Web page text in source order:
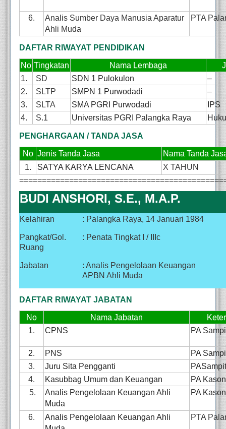
6.
Analis Sumber Daya Manusia Aparatur
Ahli Muda
PTA
DAFTAR RIWAYAT PENDIDIKAN
No Tingkatan Nama Lembaga
1.
SD SDN 1 Pulokulon
–
2.
SLTP SMPN 1 Purwodadi
–
3.
SLTA SMA PGRI Purwodadi
IPS
4.
S.1 Universitas PGRI Palangka Raya
PENGHARGAAN / TANDA JASA
No Jenis Tanda Jasa
Nama Tanda
1.
SATYA KARYA LENCANA
X TAHUN
BUDI ANSHORI, S.E., M.A.P.
Kelahiran : Palangka Raya, 14 Januari 1984
Pangkat/Gol.
Ruang
: Penata Tingkat I / IIIc
Jabatan
: Analis Pengelolaan Keuangan
APBN Ahli Muda
DAFTAR RIWAYAT JABATAN
No Nama Jabatan
1.
CPNS PA
2. PNS PA
3.
Juru Sita Pengganti PASampit
4.
Kasubbag Umum dan Keuangan
PA
5.
Analis Pengelolaan Keuangan Ahli
Muda
PA
6.
Analis Pengelolaan Keuangan Ahli
PTA